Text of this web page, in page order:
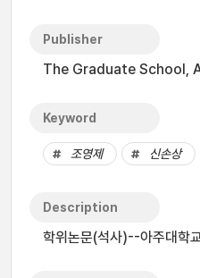
Publisher
The Graduate School,
Keyword
조영제 신손상
Description
학위논문(석사)--아주대학